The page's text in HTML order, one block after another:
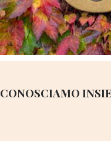
CONOSCIAMO